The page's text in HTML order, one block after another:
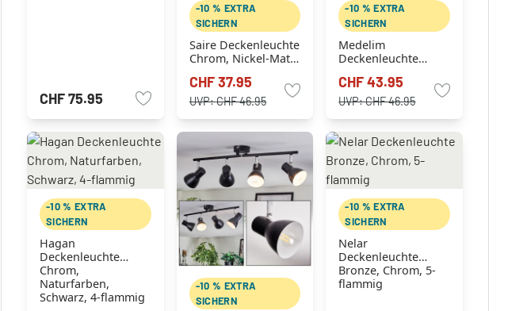
CHF 75.95
-10 % EXTRA
SICHERN
Saire Deckenleuchte
Chrom, Nickel-Matt,
CHF 37.95
UVP:CHF 46.95
-10 % EXTRA
SICHERN
Medelim
Deckenleuchte
CHF 43.95
UVP:CHF 46.95
-10 % EXTRA
SICHERN
Hagan
Deckenleuchte
Chrom,
Naturfarben,
Schwarz, 4-flammig
-10 % EXTRA
SICHERN
-10 % EXTRA
SICHERN
Nelar
Deckenleuchte
Bronze, Chrom, 5-
flammig